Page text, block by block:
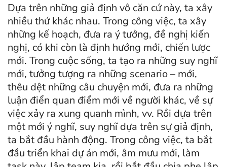
Dựa trên những giả định vô căn cứ này, ta xây
nhiều thứ khác nhau. Trong công việc, ta xây
những kế hoạch, đưa ra ý tưởng, đề nghị kiến
nghị, có khi còn là định hướng mới, chiến lược
mới. Trong cuộc sống, ta tạo ra những suy nghĩ
mới, tưởng tượng ra những scenario – mới,
thêu dệt những câu chuyện mới, đưa ra những
luận điển quan điểm mới về người khác, về sự
việc xảy ra xung quanh mình, vv. Rồi dựa trên
một mới ý nghĩ, suy nghĩ dựa trên sự giả định,
ta bắt đầu hành động. Trong công việc, ta bắt
đầu triển khai dự án mới, âm mưu mới, làm